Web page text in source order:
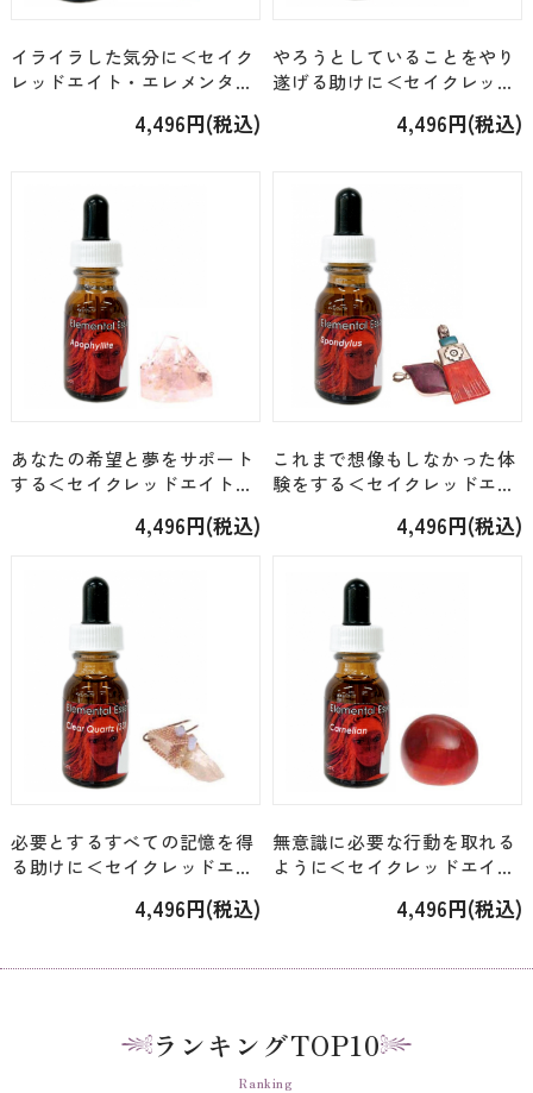
イライラした気分に＜セイク
レッドエイト・エレメンタル
4,496円(税込)
やろうとしていることをやり
遂げる助けに＜セイクレッド
ピスラズリ（7）」 [15ml]
4,496円(税込)
あなたの希望と夢をサポート
する＜セイクレッドエイト・
イト（27）」 [15ml]4,496円(税込)
これまで想像もしなかった体
験をする＜セイクレッドエイ
ディルス（45）」 [15ml]
4,496円(税込)
必要とするすべての記憶を得
る助けに＜セイクレッドエイ
クオーツ（33）」 [15ml]
4,496円(税込)
無意識に必要な行動を取れる
ように＜セイクレッドエイ
リアン（20）」 [15ml]4,496円(税込)
ランキングTOP10
Ranking